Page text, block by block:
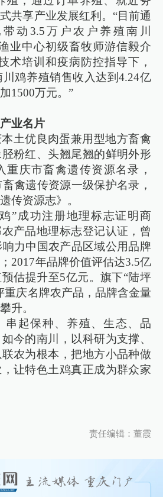
共享产业发展红利。“目前通
动3.5万户农户养殖南川
业中心初级畜牧师游信毅介
术培训和疫病防控指导下，
鸡养殖销售收入达到4.24亿
1500万元。”
业名片
土优良肉蛋兼用型地方畜禽
粉红、头翘尾翘的鲜明外形
重庆市畜禽遗传资源名录，
禽遗传资源一级保护名录，
传资源志》。
”成功注册地理标志证明商
产品地理标志登记认证，曾
力中国农产品区域公用品牌
2017年品牌价值评估达3.5亿
估提升至5亿元。旗下“陆坪
重庆名牌农产品，品牌含金量
升。
串起保种、养殖、生态、品
今的南川，以科研为支撑、
农为根本，把地方小品种做
让特色土鸡真正成为群众家
责任编辑：董霞